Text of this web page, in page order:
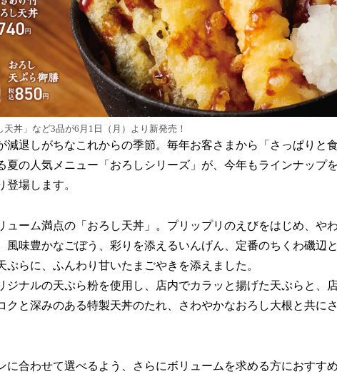
丼」など3品が6月1日（月）より新発売！
退しがちなこれからの季節。毎年お客さまから「さっぱりと
夏の人気メニュー「おろしシリーズ」が、今年もラインナップ
登場します。
ーム満点の「おろし天丼」。プリップリのえびをはじめ、や
風味豊かなごぼう、彩りを添えるいんげん、定番のちくわ磯辺
ぷらに、ふんわり甘いたまごやきを添えました。
ナルの天ぷら粉を使用し、店内でカラッと揚げた天ぷらと、
クと深みのある特製天丼のたれ、さわやかなおろし大根と共に
合わせて選べるよう、さらにボリュームを求める方におすす